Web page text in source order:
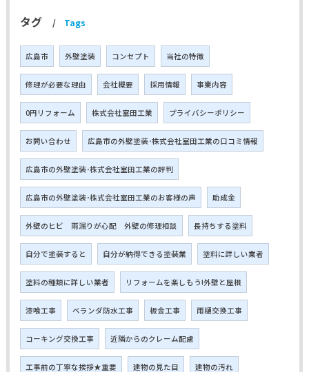
タグ Tags
広島市 外壁塗装 コンセプト 当社の特徴
修理が必要な理由 会社概要 採用情報 事業内容
0円リフォーム 株式会社室田工業 プライバシーポリシー
お問い合わせ 広島市の外壁塗装･株式会社室田工業の口コミ情報
広島市の外壁塗装･株式会社室田工業の評判
広島市の外壁塗装･株式会社室田工業のお客様の声 助成金
外壁のヒビ 雨漏りが心配 外壁の修理相談 長持ちする塗料
自分で塗装すると 自分が納得できる塗装業 塗料に詳しい業者
塗料の種類に詳しい業者 リフォームを楽しもう!外壁と屋根
漆喰工事 ベランダ防水工事 板金工事 雨樋交換工事
コーキング交換工事 近隣からのクレーム配慮
工事前の丁寧な挨拶★重要 建物の見た目 建物の汚れ